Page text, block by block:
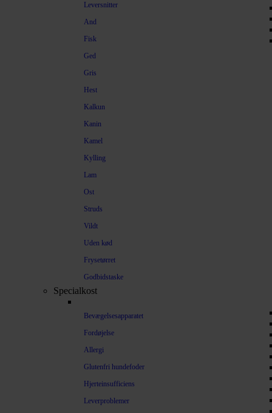
Leversnitter
And
Fisk
Ged
Gris
Hest
Kalkun
Kanin
Kamel
Kylling
Lam
Ost
Struds
Vildt
Uden kød
Frysetørret
Godbidstaske
Specialkost
Bevægelsesapparatet
Fordøjelse
Allergi
Glutenfri hundefoder
Hjerteinsufficiens
Leverproblemer